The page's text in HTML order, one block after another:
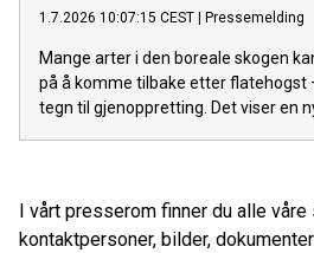
1.7.2026 10:07:15 CEST Pressemelding
Mange arter i den boreale skogen
på å komme tilbake etter flatehogst
tegn til gjenoppretting. Det viser en
I vårt presserom finner du alle
kontaktpersoner, bilder,